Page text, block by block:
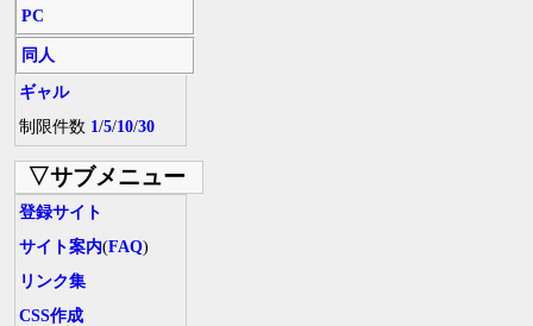
PC
同人
ギャル
制限件数 1/5/10/30
▽サブメニュー
登録サイト
サイト案内(FAQ)
リンク集
CSS作成